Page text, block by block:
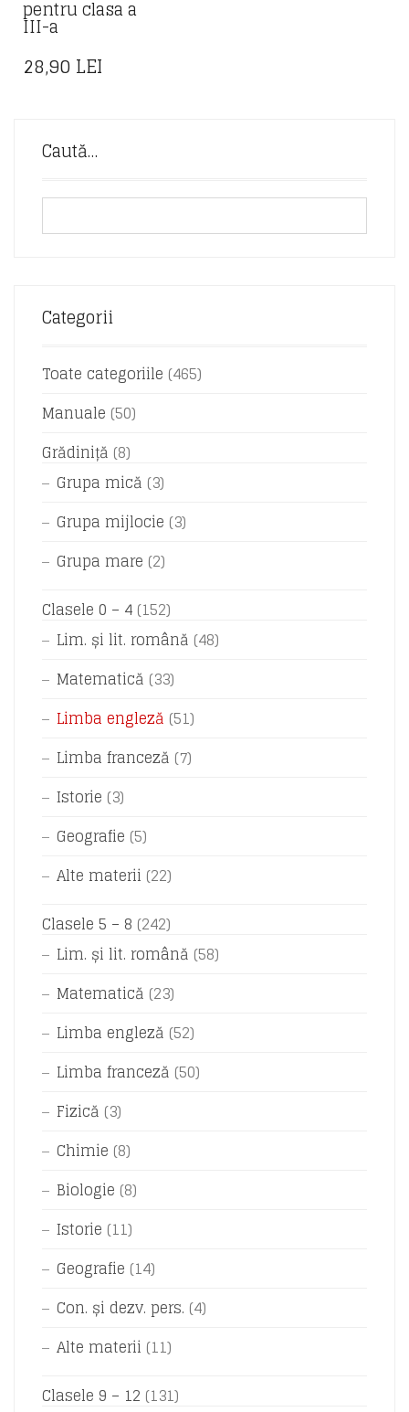
pentru clasa a
III-a
28,90 LEI
Caută…
Categorii
Toate categoriile (465)
Manuale (50)
Grădiniță (8)
Grupa mică (3)
Grupa mijlocie (3)
Grupa mare (2)
Clasele 0 – 4 (152)
Lim. și lit. română (48)
Matematică (33)
Limba engleză (51)
Limba franceză (7)
Istorie (3)
Geografie (5)
Alte materii (22)
Clasele 5 – 8 (242)
Lim. și lit. română (58)
Matematică (23)
Limba engleză (52)
Limba franceză (50)
Fizică (3)
Chimie (8)
Biologie (8)
Istorie (11)
Geografie (14)
Con. și dezv. pers. (4)
Alte materii (11)
Clasele 9 – 12 (131)